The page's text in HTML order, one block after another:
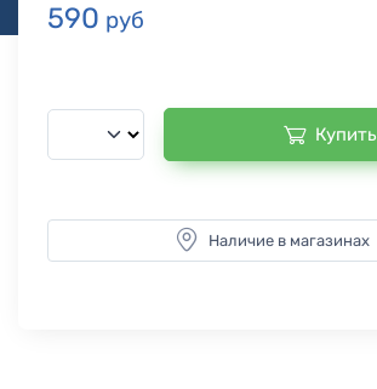
590 руб
Купить
Наличие в магазинах